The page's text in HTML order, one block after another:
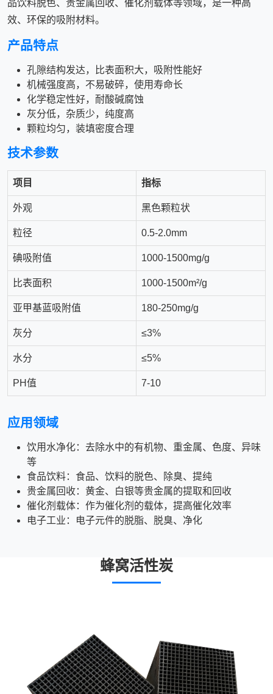
品饮料脱色、贵金属回收、催化剂载体等领域，是一种高
效、环保的吸附材料。
产品特点
孔隙结构发达，比表面积大，吸附性能好
机械强度高，不易破碎，使用寿命长
化学稳定性好，耐酸碱腐蚀
灰分低，杂质少，纯度高
颗粒均匀，装填密度合理
技术参数
项目 指标
外观 黑色颗粒状
粒径 0.5-2.0mm
碘吸附值 1000-1500mg/g
比表面积 1000-1500m²/g
亚甲基蓝吸附值 180-250mg/g
灰分 ≤3%
水分 ≤5%
PH值 7-10
应用领域
饮用水净化：去除水中的有机物、重金属、色度、异味
等
食品饮料：食品、饮料的脱色、除臭、提纯
贵金属回收：黄金、白银等贵金属的提取和回收
催化剂载体：作为催化剂的载体，提高催化效率
电子工业：电子元件的脱脂、脱臭、净化
蜂窝活性炭